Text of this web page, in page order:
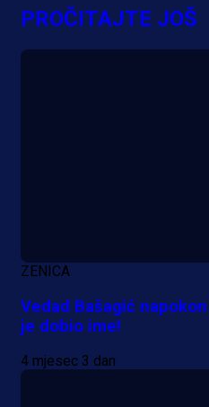
PROČITAJTE JOŠ
ZENICA
Vedad Bašagić
je dobio ime!
4 mjesec 3 dan